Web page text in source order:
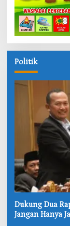
Politik
‎Dukung Dua
Jangan Hanya